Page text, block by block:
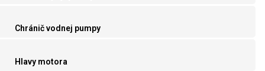
Chránič vodnej pumpy
Hlavy motora